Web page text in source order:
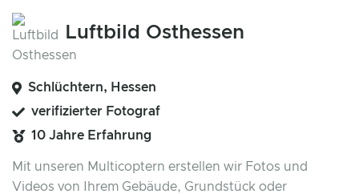
Luftbild Osthessen
Schlüchtern, Hessen
verifizierter Fotograf
10 Jahre Erfahrung
Mit unseren Multicoptern erstellen wir Fotos und
Videos von Ihrem Gebäude, Grundstück oder